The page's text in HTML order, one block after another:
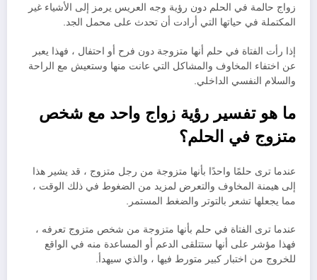
زواج حالمة في الحلم دون رؤية وجه العريس يرمز إلى الأشياء غير
المكتملة في حياتها التي أرادت أن تحدث على محمل الجد.
إذا رأت الفتاة في حلم أنها متزوجة دون فرح أو احتفال ، فهذا يعبر
عن اختفاء المخاوف والمشاكل التي عانت منها وستعيش مع الراحة
والسلام النفسي الداخلي.
ما هو تفسير رؤية زواج واحد مع شخص
متزوج في الحلم؟
عندما ترى حلمًا واحدًا بأنها متزوجة من رجل متزوج ، قد يشير هذا
إلى هيمنة المخاوف والتعرض لمزيد من الضغوط في ذلك الوقت ،
مما يجعلها تشعر بالتوتر والضغط المستمر.
عندما ترى الفتاة في حلم بأنها متزوجة من شخص متزوج تعرفه ،
فهذا مؤشر على أنها ستتلقى الدعم أو المساعدة منه في الواقع
للخروج من اختبار كبير متورط فيها ، والذي سيهدأ.